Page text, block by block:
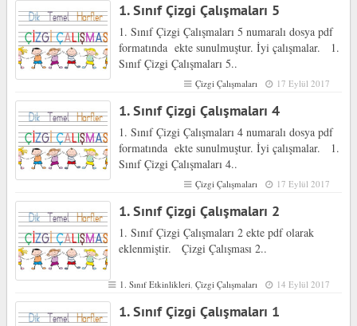
1. Sınıf Çizgi Çalışmaları 5
1. Sınıf Çizgi Çalışmaları 5 numaralı dosya pdf
formatında ekte sunulmuştur. İyi çalışmalar. 1.
Sınıf Çizgi Çalışmaları 5..
Çizgi Çalışmaları 17 Eylül 2017
1. Sınıf Çizgi Çalışmaları 4
1. Sınıf Çizgi Çalışmaları 4 numaralı dosya pdf
formatında ekte sunulmuştur. İyi çalışmalar. 1.
Sınıf Çizgi Çalışmaları 4..
Çizgi Çalışmaları 17 Eylül 2017
1. Sınıf Çizgi Çalışmaları 2
1. Sınıf Çizgi Çalışmaları 2 ekte pdf olarak
eklenmiştir. Çizgi Çalışması 2..
1. Sınıf Etkinlikleri,Çizgi Çalışmaları 14 Eylül 2017
1. Sınıf Çizgi Çalışmaları 1